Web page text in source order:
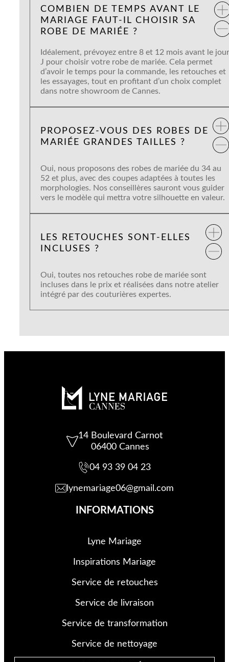
COMBIEN DE TEMPS AVANT LE
MARIAGE FAUT-IL CHOISIR SA
ROBE DE MARIÉE ?
Idéalement, prévoyez entre 8 et 12 mois avant le jour
J pour choisir votre robe de mariée. Cela permet
d’avoir le temps pour la commande, les retouches et
les essayages, tout en profitant d’un choix complet
dans notre showroom de Cannes.
PROPOSEZ-VOUS DES ROBES DE
MARIÉE GRANDES TAILLES ?
Oui, nous proposons des robes de mariée du 34 au
52 et plus, avec des coupes adaptées à toutes les
morphologies. Nos conseillères sauront vous guider
vers le modèle qui mettra votre silhouette en valeur.
LES RETOUCHES SONT-ELLES
INCLUSES ?
Oui, toutes nos retouches robe de mariée sont
incluses dans le prix et réalisées dans notre atelier
intégré par des couturières expertes.
14 Boulevard Carnot
06400 Cannes
04 93 39 04 23
lynemariage06@gmail.com
INFORMATIONS
Lyne Mariage
Inspirations Mariage
Service de retouches
Service de livraison
Service de transformation
Service de nettoyage